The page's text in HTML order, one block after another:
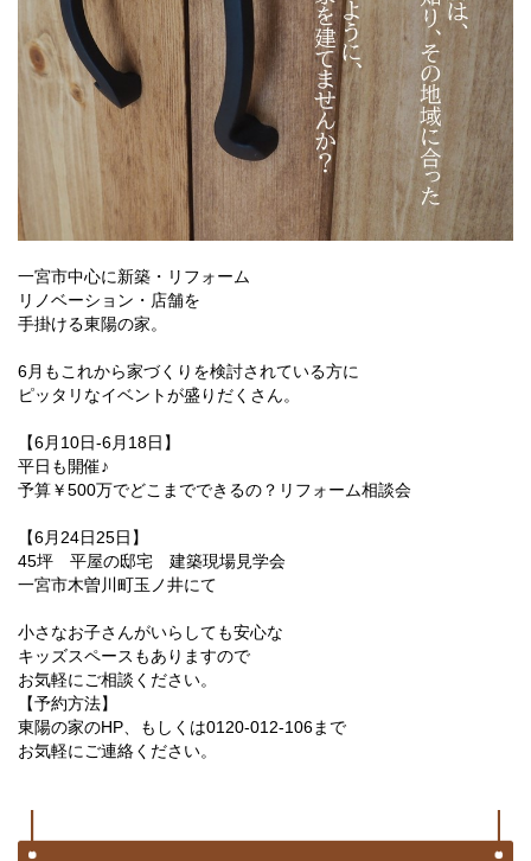
一宮市中心に新築・リフォーム
リノベーション・店舗を
手掛ける東陽の家。
6月もこれから家づくりを検討されている方に
ピッタリなイベントが盛りだくさん。
【6月10日-6月18日】
平日も開催♪
予算￥500万でどこまでできるの？リフォーム相談会
【6月24日25日】
45坪 平屋の邸宅 建築現場見学会
一宮市木曽川町玉ノ井にて
小さなお子さんがいらしても安心な
キッズスペースもありますので
お気軽にご相談ください。
【予約方法】
東陽の家のHP、もしくは0120-012-106まで
お気軽にご連絡ください。